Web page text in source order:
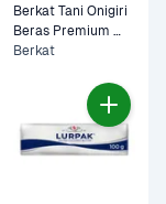
Berkat Tani Onigiri
Beras Premium
5kg
Berkat